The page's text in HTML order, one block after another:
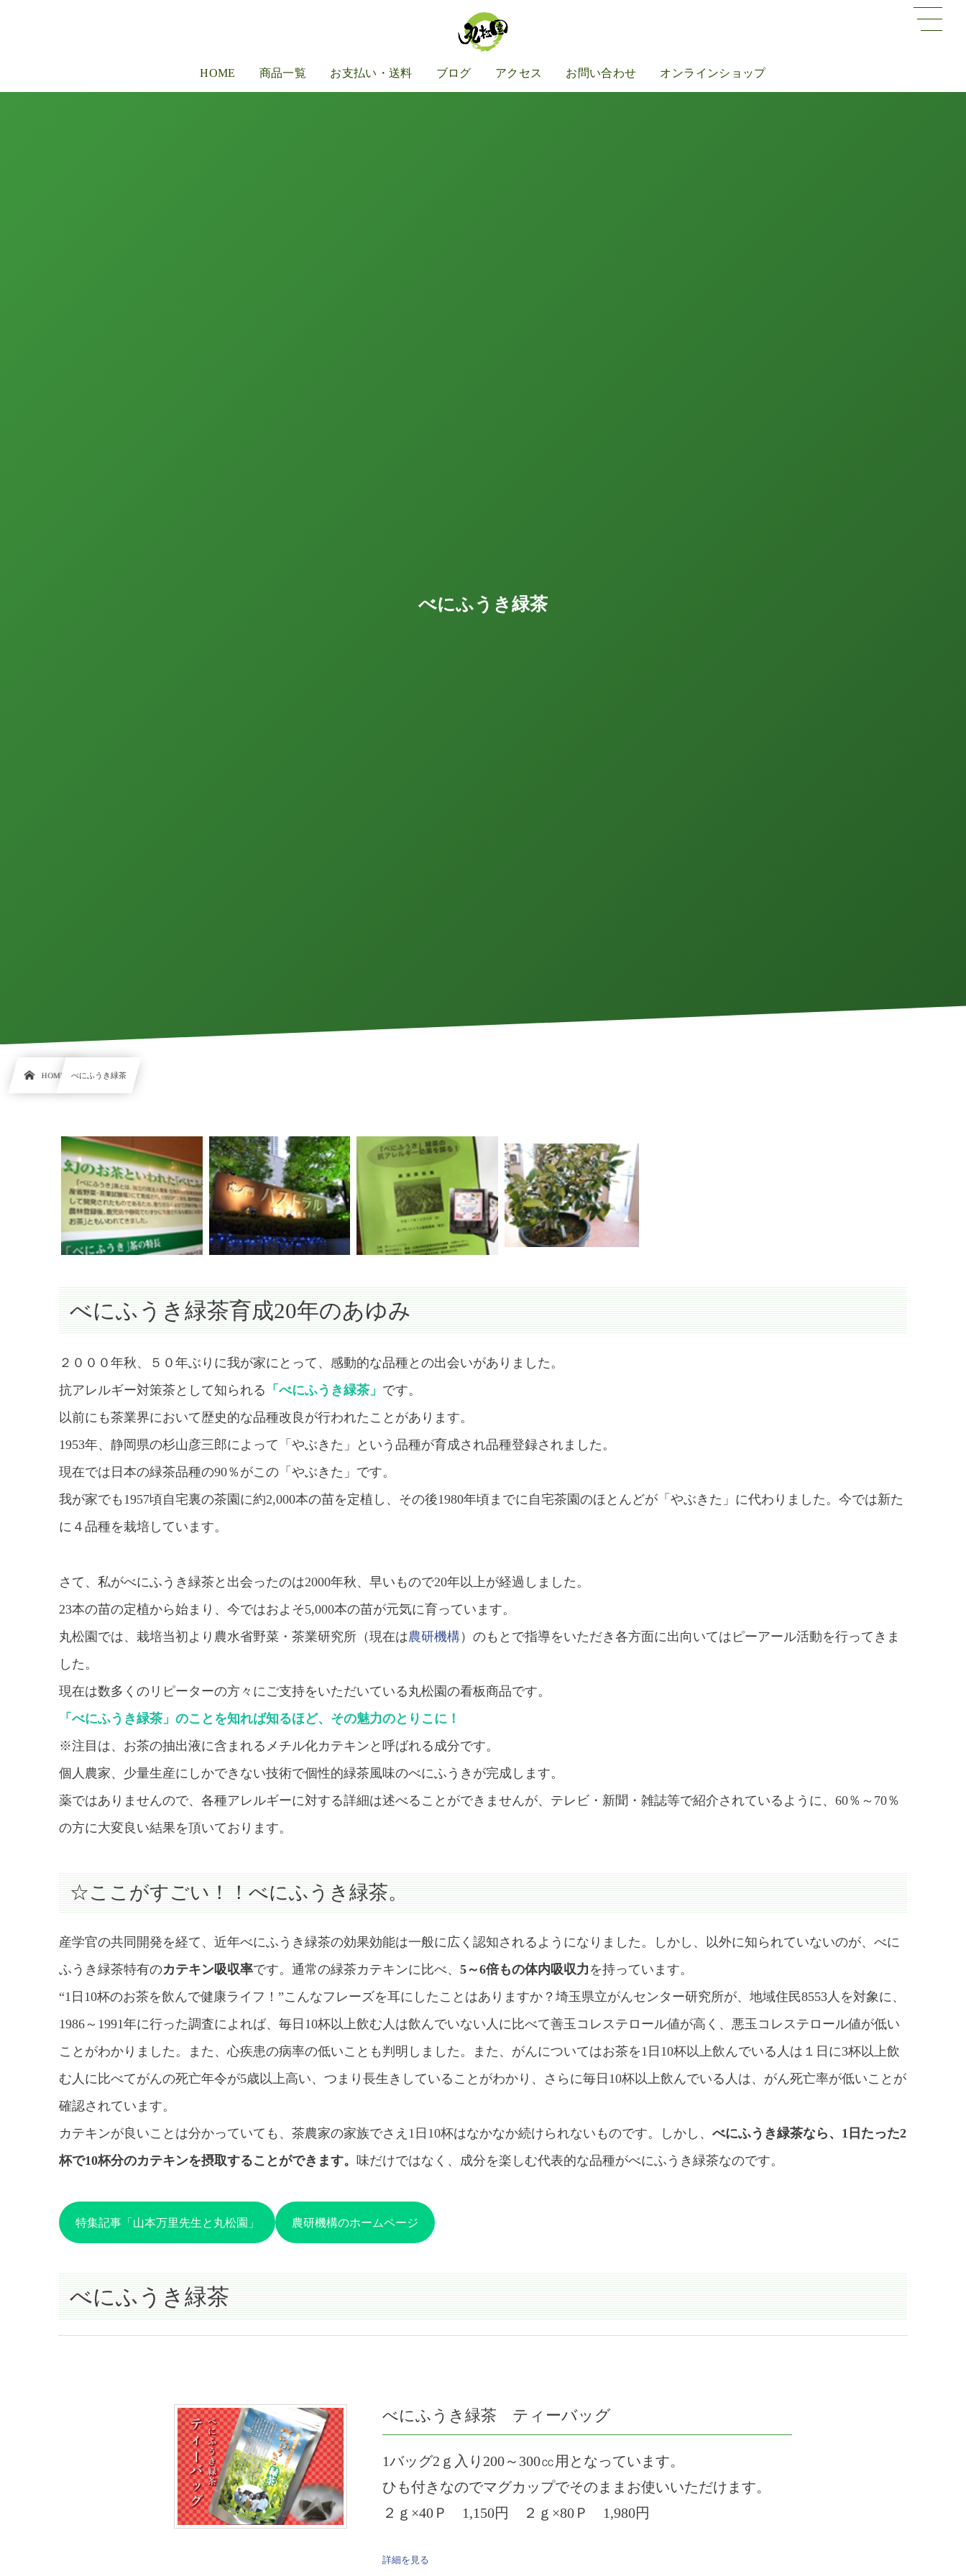
HOME 商品一覧 お支払い・送料 ブログ アクセス お問い合わせ オンラインショップ
べにふうき緑茶
HOME べにふうき緑茶
べにふうき緑茶育成20年のあゆみ
２０００年秋、５０年ぶりに我が家にとって、感動的な品種との出会いがありました。
抗アレルギー対策茶として知られる 「べにふうき緑茶」 です。
以前にも茶業界において歴史的な品種改良が行われたことがあります。
1953年、静岡県の杉山彦三郎によって「やぶきた」という品種が育成され品種登録されました。
現在では日本の緑茶品種の90％がこの「やぶきた」です。
我が家でも1957頃自宅裏の茶園に約2,000本の苗を定植し、その後1980年頃までに自宅茶園のほとんどが「やぶきた」に代わりました。今では新た
に４品種を栽培しています。
さて、私がべにふうき緑茶と出会ったのは2000年秋、早いもので20年以上が経過しました。
23本の苗の定植から始まり、今ではおよそ5,000本の苗が元気に育っています。
丸松園では、栽培当初より農水省野菜・茶業研究所（現在は農研機構）のもとで指導をいただき各方面に出向いてはピーアール活動を行ってきま
した。
現在は数多くのリピーターの方々にご支持をいただいている丸松園の看板商品です。
「べにふうき緑茶」のことを知れば知るほど、その魅力のとりこに！
※注目は、お茶の抽出液に含まれるメチル化カテキンと呼ばれる成分です。
個人農家、少量生産にしかできない技術で個性的緑茶風味のべにふうきが完成します。
薬ではありませんので、各種アレルギーに対する詳細は述べることができませんが、テレビ・新聞・雑誌等で紹介されているように、60％～70％
の方に大変良い結果を頂いております。
☆ここがすごい！！べにふうき緑茶。
産学官の共同開発を経て、近年べにふうき緑茶の効果効能は一般に広く認知されるようになりました。しかし、以外に知られていないのが、べに
ふうき緑茶特有のカテキン吸収率です。通常の緑茶カテキンに比べ、 5～6倍もの体内吸収力 を持っています。
“1日10杯のお茶を飲んで健康ライフ！”こんなフレーズを耳にしたことはありますか？埼玉県立がんセンター研究所が、地域住民8553人を対象に、
1986～1991年に行った調査によれば、毎日10杯以上飲む人は飲んでいない人に比べて善玉コレステロール値が高く、悪玉コレステロール値が低い
ことがわかりました。また、心疾患の病率の低いことも判明しました。また、がんについてはお茶を1日10杯以上飲んでいる人は１日に3杯以上飲
む人に比べてがんの死亡年令が5歳以上高い、つまり長生きしていることがわかり、さらに毎日10杯以上飲んでいる人は、がん死亡率が低いことが
確認されています。
カテキンが良いことは分かっていても、茶農家の家族でさえ1日10杯はなかなか続けられないものです。しかし、 べにふうき緑茶なら、1日たった2
杯で10杯分のカテキンを摂取することができます。 味だけではなく、成分を楽しむ代表的な品種がべにふうき緑茶なのです。
特集記事「山本万里先生と丸松園」 農研機構のホームページ
べにふうき緑茶
べにふうき緑茶 ティーバッグ
1バッグ2ｇ入り200～300㏄用となっています。
ひも付きなのでマグカップでそのままお使いいただけます。
２ｇ×40Ｐ 1,150円 ２ｇ×80Ｐ 1,980円
詳細を見る